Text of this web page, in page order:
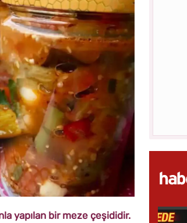
yapılan bir meze çeşididir.